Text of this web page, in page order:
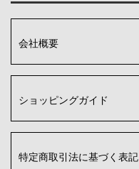
会社概要
ショッピングガイド
特定商取引法に基づく表記